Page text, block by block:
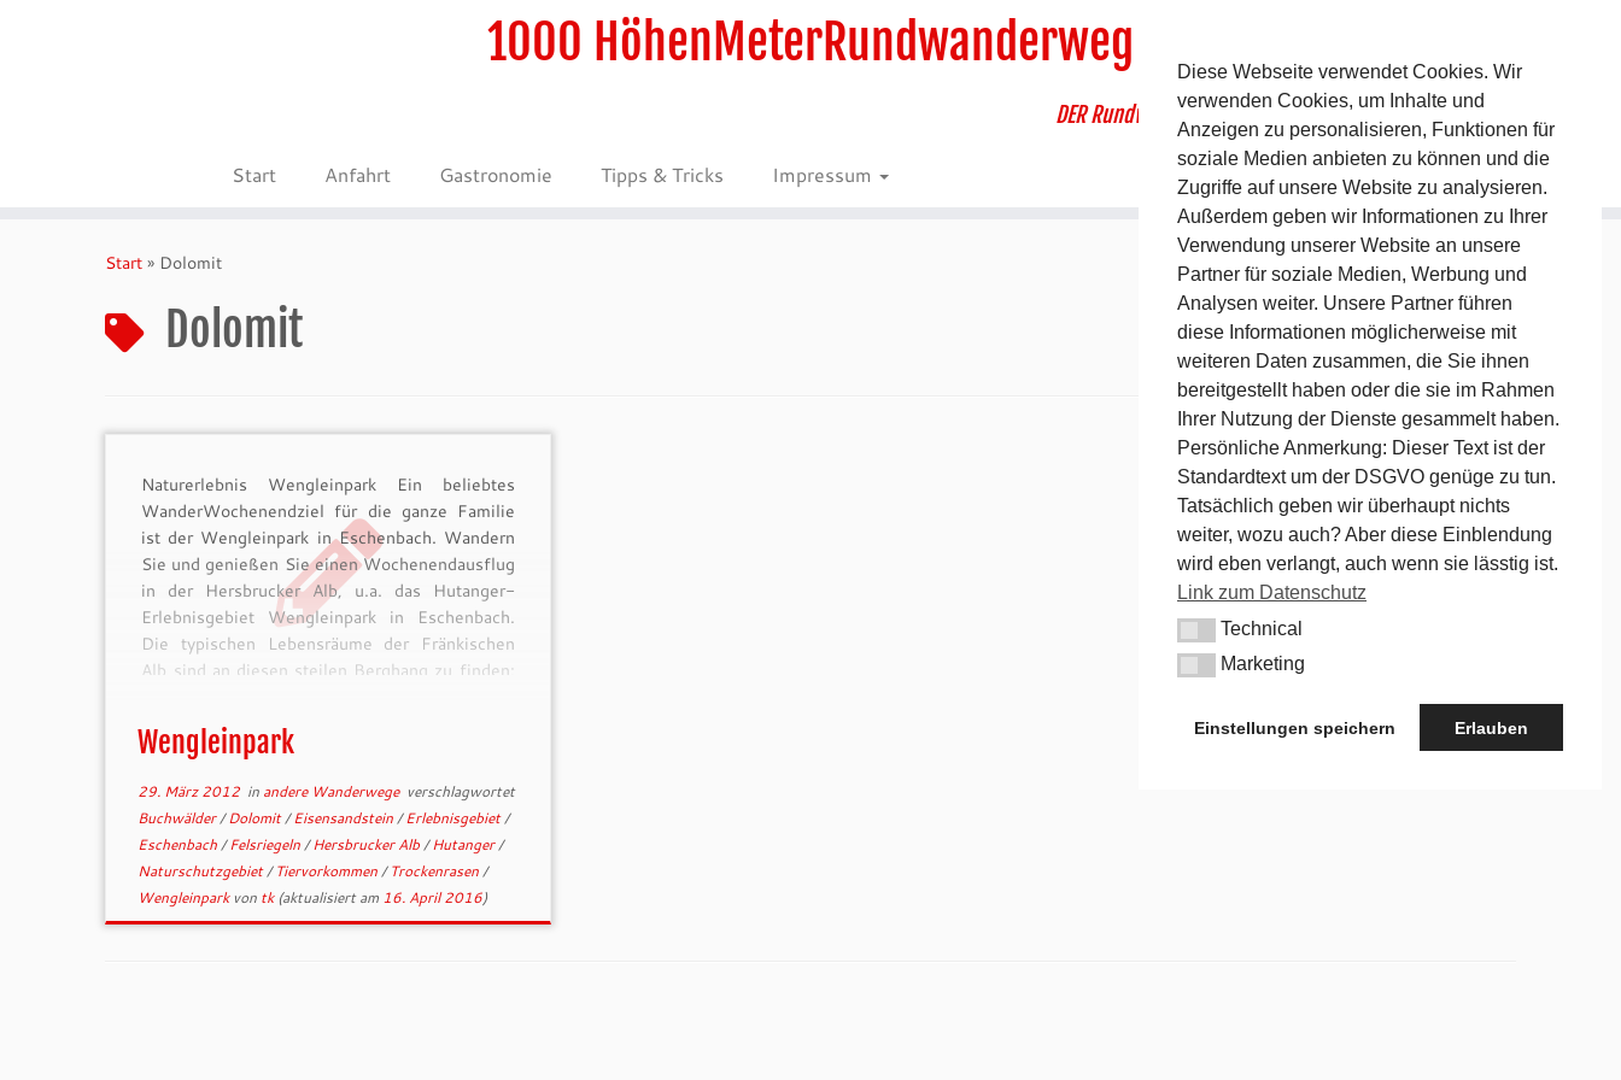
1000 HöhenMeterRundwanderweg
DER Rundwanderweg um Pommelsbrunn
Start Anfahrt Gastronomie Tipps & Tricks Impressum
Start » Dolomit
Dolomit
Naturerlebnis Wengleinpark Ein beliebtes
WanderWochenendziel für die ganze Familie
ist der Wengleinpark in Eschenbach. Wandern
Sie und genießen Sie einen Wochenendausflug
in der Hersbrucker Alb, u.a. das Hutanger-
Erlebnisgebiet Wengleinpark in Eschenbach.
Die typischen Lebensräume der Fränkischen
Alb sind an diesen steilen Berghang zu finden;
bishin zum […]
Wengleinpark
29. März 2012in andere Wanderwege verschlagwortet
Buchwälder/Dolomit/Eisensandstein/Erlebnisgebiet/
Eschenbach/Felsriegeln/Hersbrucker Alb/Hutanger/
Naturschutzgebiet/Tiervorkommen/Trockenrasen/
Wengleinpark von tk(aktualisiert am 16. April 2016)
Diese Webseite verwendet Cookies. Wir
verwenden Cookies, um Inhalte und
Anzeigen zu personalisieren, Funktionen für
soziale Medien anbieten zu können und die
Zugriffe auf unsere Website zu analysieren.
Außerdem geben wir Informationen zu Ihrer
Verwendung unserer Website an unsere
Partner für soziale Medien, Werbung und
Analysen weiter. Unsere Partner führen
diese Informationen möglicherweise mit
weiteren Daten zusammen, die Sie ihnen
bereitgestellt haben oder die sie im Rahmen
Ihrer Nutzung der Dienste gesammelt haben.
Persönliche Anmerkung: Dieser Text ist der
Standardtext um der DSGVO genüge zu tun.
Tatsächlich geben wir überhaupt nichts
weiter, wozu auch? Aber diese Einblendung
wird eben verlangt, auch wenn sie lässtig ist.
Link zum Datenschutz
TechnicalTechnical
MarketingMarketing
Einstellungen speichern Erlauben